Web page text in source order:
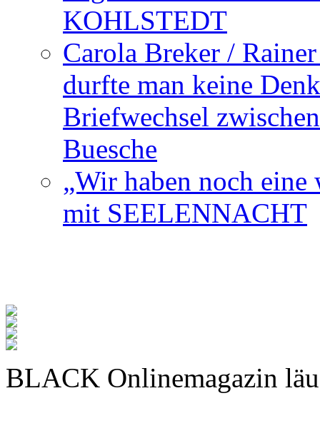
KOHLSTEDT
Carola Breker /
durfte man keine
Briefwechsel
Buesche
„Wir haben noch
mit SEELENNACHT
BLACK Onlinemagazin